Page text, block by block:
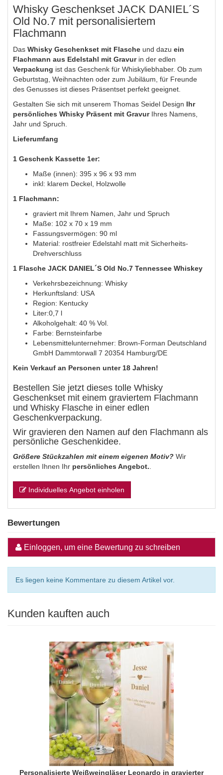
Whisky Geschenkset JACK DANIEL´S
Old No.7 mit personalisiertem
Flachmann
Das Whisky Geschenkset mit Flasche und dazu ein
Flachmann aus Edelstahl mit Gravurin der edlen
Verpackung ist das Geschenk für Whiskyliebhaber. Ob zum
Geburtstag, Weihnachten oder zum Jubiläum, für Freunde
des Genusses ist dieses Präsentset perfekt geeignet.
Gestalten Sie sich mit unserem Thomas Seidel Design Ihr
persönliches Whisky Präsent mit GravurIhres Namens,
Jahr und Spruch.
Lieferumfang
1 Geschenk Kassette 1er:
Maße (innen): 395 x 96 x 93 mm
inkl: klarem Deckel, Holzwolle
1 Flachmann:
graviert mit Ihrem Namen, Jahr und Spruch
Maße: 102 x 70 x 19 mm
Fassungsvermögen: 90 ml
Material: rostfreier Edelstahl matt mit Sicherheits-
Drehverschluss
1 Flasche JACK DANIEL´S Old No.7 Tennessee Whiskey
Verkehrsbezeichnung: Whisky
Herkunftsland: USA
Region: Kentucky
Liter:0,7 l
Alkoholgehalt: 40 % Vol.
Farbe: Bernsteinfarbe
Lebensmittelunternehmer: Brown-Forman Deutschland
GmbH Dammtorwall 7 20354 Hamburg/DE
Kein Verkauf an Personen unter 18 Jahren!
Bestellen Sie jetzt dieses tolle Whisky
Geschenkset mit einem graviertem Flachmann
und Whisky Flasche in einer edlen
Geschenkverpackung.
Wir gravieren den Namen auf den Flachmann als
persönliche Geschenkidee.
Größere Stückzahlen mit einem eigenen Motiv? Wir
erstellen Ihnen Ihr persönliches Angebot.
Individuelles Angebot einholen
Bewertungen
Einloggen, um eine Bewertung zu schreiben
Es liegen keine Kommentare zu diesem Artikel vor.
Kunden kauften auch
Personalisierte Weißweingläser Leonardo in gravierter